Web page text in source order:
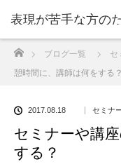
表現が苦手な方の
る表現のコツ
ブログ一覧 セ
憩時間に、講師は何をする？
2017.08.18 セミナ
セミナーや講
する？